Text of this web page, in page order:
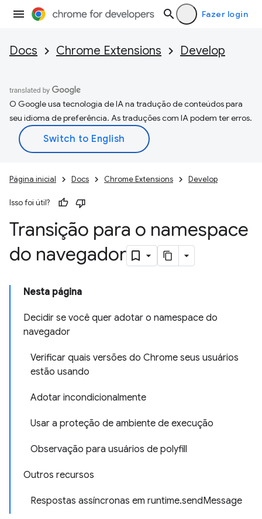
Fazer login
Docs Chrome Extensions Develop
O Google usa tecnologia de IA na tradução de conteúdos para
seu idioma de preferência. As traduções com IA podem ter erros.
Página inicial Docs Chrome Extensions Develop
Isso foi útil?
Transição para o namespace
do navegador
Nesta página
Decidir se você quer adotar o namespace do
navegador
Verificar quais versões do Chrome seus usuários
estão usando
Adotar incondicionalmente
Usar a proteção de ambiente de execução
Observação para usuários de polyfill
Outros recursos
Respostas assíncronas em runtime.sendMessage